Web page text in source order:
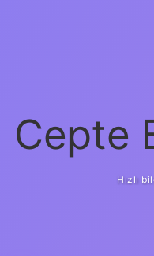
Cepte
Hızlı